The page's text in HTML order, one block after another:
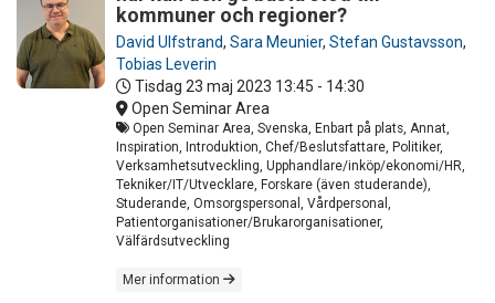
kommuner och regioner?
David Ulfstrand, Sara Meunier, Stefan Gustavsson,
Tobias Leverin
Tisdag 23 maj 2023 13:45 - 14:30
Open Seminar Area
Open Seminar Area, Svenska, Enbart på plats, Annat,
Inspiration, Introduktion, Chef/Beslutsfattare, Politiker,
Verksamhetsutveckling, Upphandlare/inköp/ekonomi/HR,
Tekniker/IT/Utvecklare, Forskare (även studerande),
Studerande, Omsorgspersonal, Vårdpersonal,
Patientorganisationer/Brukarorganisationer,
Välfärdsutveckling
Mer information